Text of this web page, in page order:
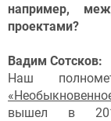
например,
проектами?
Вадим Сотсков:
Наш
вышел в